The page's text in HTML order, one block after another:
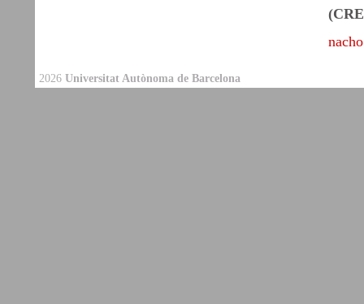
2026 Universitat Autònoma de Barcelona